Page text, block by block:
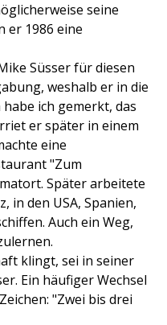
seine
er 1986 eine
Süsser für diesen
weshalb er in die
ich gemerkt, das
er später in einem
eine
"Zum
Später arbeitete
in den USA, Spanien,
Auch ein Weg,
klingt, sei in seiner
Ein häufiger Wechsel
"Zwei bis drei